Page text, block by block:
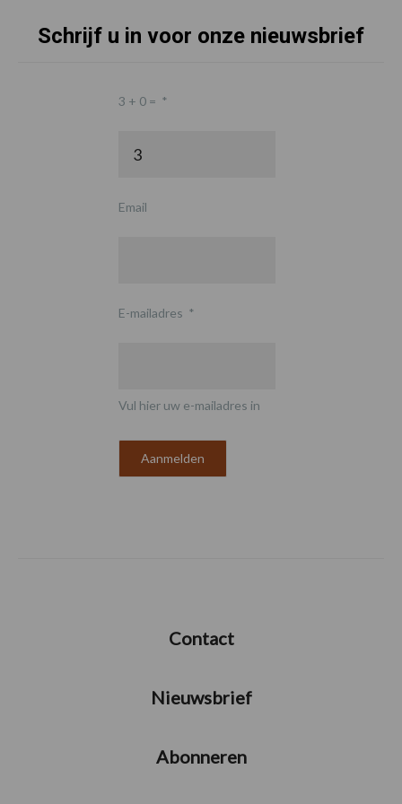
Schrijf u in voor onze nieuwsbrief
3 + 0 = *
Email
E-mailadres *
Vul hier uw e-mailadres in
Contact
Nieuwsbrief
Abonneren